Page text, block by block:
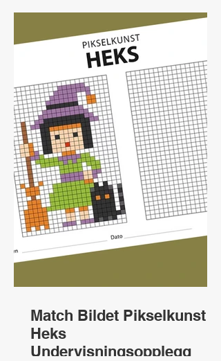
Match Bildet Pikselkunst
Heks
Undervisningsopplegg